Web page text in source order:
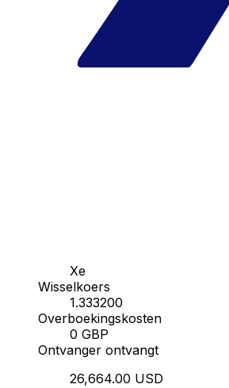
Xe
Wisselkoers
1.333200
Overboekingskosten
0 GBP
Ontvanger ontvangt
26,664.00 USD